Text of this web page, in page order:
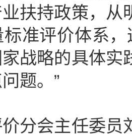
扶持政策，
准评价体系
战略的具体
题。”
分会主任委